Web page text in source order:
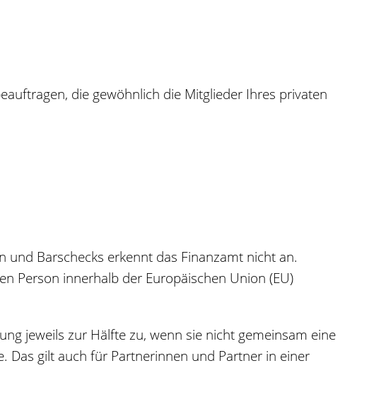
, die gewöhnlich die Mitglieder Ihres privaten
und Barschecks erkennt das Finanzamt nicht an.
Person innerhalb der Europäischen Union (EU)
jeweils zur Hälfte zu, wenn sie nicht gemeinsam eine
Das gilt auch für Partnerinnen und Partner in einer